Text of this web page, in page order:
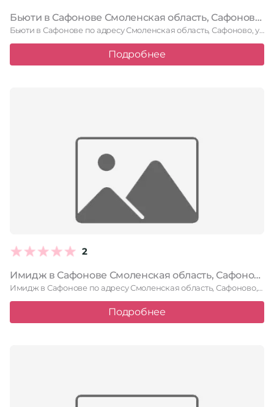
Бьюти в Сафонове Смоленская область, Сафоново, улица Свободы, 7
Бьюти в Сафонове по адресу Смоленская область, Сафоново, улица Свободы, …
Подробнее
2
Имидж в Сафонове Смоленская область, Сафоново, улица Кирова, 6
Имидж в Сафонове по адресу Смоленская область, Сафоново, улица Кирова, …
Подробнее